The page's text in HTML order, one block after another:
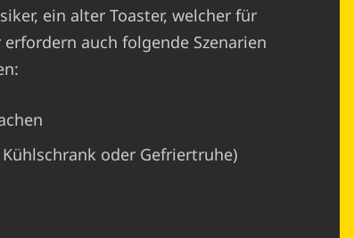
ein alter Toaster, welcher für
auch folgende Szenarien
oder Gefriertruhe)